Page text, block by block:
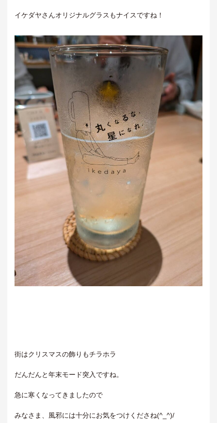
イケダヤさんオリジナルグラスもナイスですね！
街はクリスマスの飾りもチラホラ
だんだんと年末モード突入ですね。
急に寒くなってきましたので
みなさま、風邪には十分にお気をつけくださね(^_^)/